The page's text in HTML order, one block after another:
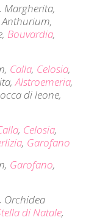
Margherita,
Anthurium,
Bouvardia,
Calla, Celosia,
Alstroemeria,
di leone,
, Celosia,
, Garofano
Garofano,
Orchidea
di Natale,